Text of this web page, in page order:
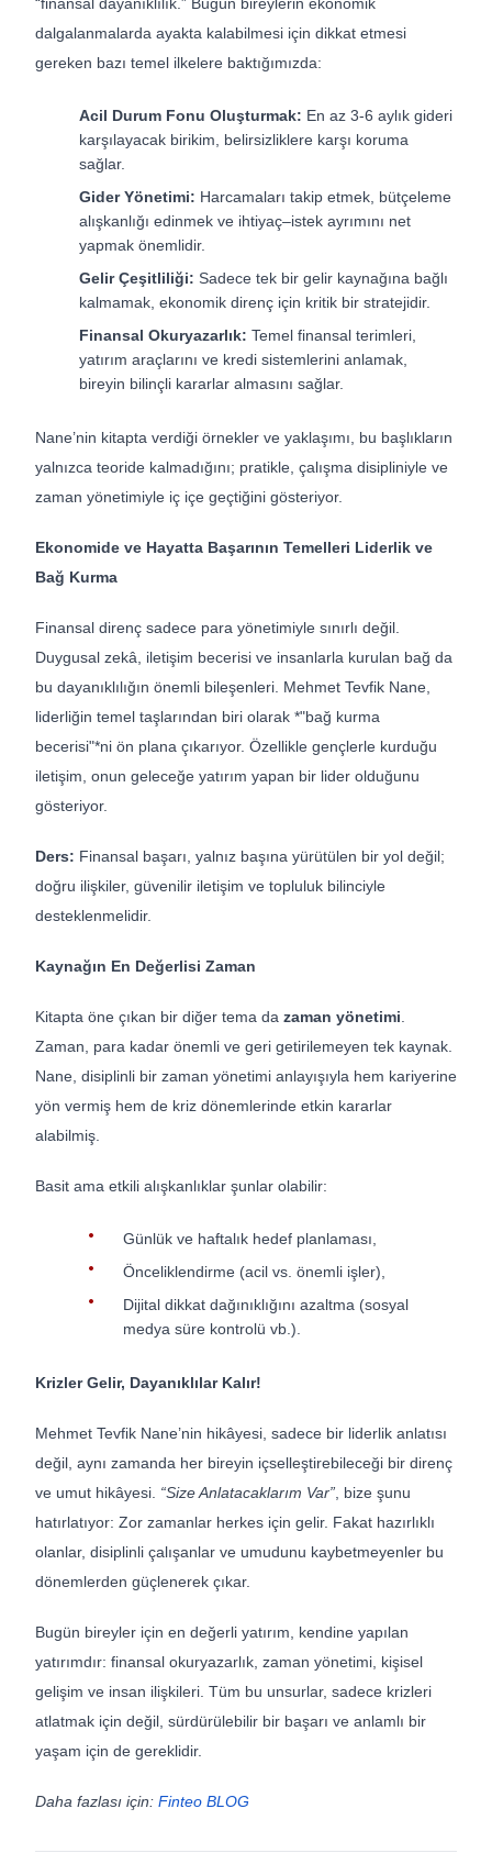
dalgalanmalarda ayakta kalabilmesi için dikkat etmesi
gereken bazı temel ilkelere baktığımızda:
Acil Durum Fonu Oluşturmak: En az 3-6 aylık gideri
karşılayacak birikim, belirsizliklere karşı koruma
sağlar.
Gider Yönetimi: Harcamaları takip etmek, bütçeleme
alışkanlığı edinmek ve ihtiyaç–istek ayrımını net
yapmak önemlidir.
Gelir Çeşitliliği: Sadece tek bir gelir kaynağına bağlı
kalmamak, ekonomik direnç için kritik bir stratejidir.
Finansal Okuryazarlık: Temel finansal terimleri,
yatırım araçlarını ve kredi sistemlerini anlamak,
bireyin bilinçli kararlar almasını sağlar.
Nane’nin kitapta verdiği örnekler ve yaklaşımı, bu başlıkların
yalnızca teoride kalmadığını; pratikle, çalışma disipliniyle ve
zaman yönetimiyle iç içe geçtiğini gösteriyor.
Ekonomide ve Hayatta Başarının Temelleri Liderlik ve
Bağ Kurma
Finansal direnç sadece para yönetimiyle sınırlı değil.
Duygusal zekâ, iletişim becerisi ve insanlarla kurulan bağ da
bu dayanıklılığın önemli bileşenleri. Mehmet Tevfik Nane,
liderliğin temel taşlarından biri olarak *"bağ kurma
becerisi"*ni ön plana çıkarıyor. Özellikle gençlerle kurduğu
iletişim, onun geleceğe yatırım yapan bir lider olduğunu
gösteriyor.
Ders: Finansal başarı, yalnız başına yürütülen bir yol değil;
doğru ilişkiler, güvenilir iletişim ve topluluk bilinciyle
desteklenmelidir.
Kaynağın En Değerlisi Zaman
Kitapta öne çıkan bir diğer tema da zaman yönetimi
Zaman, para kadar önemli ve geri getirilemeyen tek kaynak.
Nane, disiplinli bir zaman yönetimi anlayışıyla hem kariyerine
yön vermiş hem de kriz dönemlerinde etkin kararlar
alabilmiş.
Basit ama etkili alışkanlıklar şunlar olabilir:
Günlük ve haftalık hedef planlaması,
Önceliklendirme (acil vs. önemli işler),
Dijital dikkat dağınıklığını azaltma (sosyal
medya süre kontrolü vb.).
Krizler Gelir, Dayanıklılar Kalır!
Mehmet Tevfik Nane’nin hikâyesi, sadece bir liderlik anlatısı
değil, aynı zamanda her bireyin içselleştirebileceği bir direnç
ve umut hikâyesi. “Size Anlatacaklarım Var” , bize şunu
hatırlatıyor: Zor zamanlar herkes için gelir. Fakat hazırlıklı
olanlar, disiplinli çalışanlar ve umudunu kaybetmeyenler bu
dönemlerden güçlenerek çıkar.
Bugün bireyler için en değerli yatırım, kendine yapılan
yatırımdır: finansal okuryazarlık, zaman yönetimi, kişisel
gelişim ve insan ilişkileri. Tüm bu unsurlar, sadece krizleri
atlatmak için değil, sürdürülebilir bir başarı ve anlamlı bir
yaşam için de gereklidir.
Daha fazlası için: Finteo BLOG